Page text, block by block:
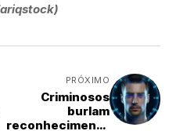
PRÓXIMO
Criminosos
burlam
reconhecimento